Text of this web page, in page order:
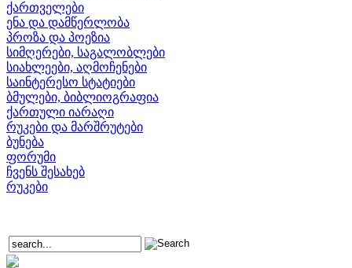
ქართველები
ენა და დამწერლობა
პროზა და პოეზია
სიმღერები, საგალობლები
სიახლეები, აღმოჩენები
საინტერესო სტატიები
ბმულები, ბიბლიოგრაფია
ქართული იარაღი
რუკები და მარშრუტები
ბუნება
ფორუმი
ჩვენს შესახებ
რუკები